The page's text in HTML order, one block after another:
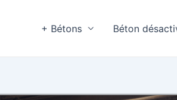
+ Bétons Béton